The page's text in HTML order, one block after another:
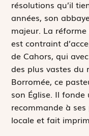
résolutions qu’il
années, son
majeur. La réforme
est contraint
de Cahors, qui
des plus vastes du
Borromée, ce
son Église. Il
recommande à
locale et fait